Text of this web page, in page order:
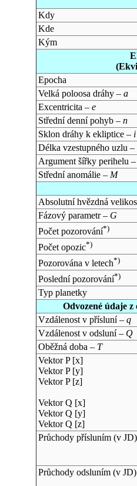
Kdy
Kde
Kým
Epocha
Velká poloosa dráhy – a
Excentricita – e
Střední denní pohyb – n
Sklon dráhy k ekliptice – i
Délka vzestupného uzlu –
Argument šířky perihelu
Střední anomálie – M
Absolutní hvězdná
Fázový parametr – G
Počet pozorování*)
Počet opozic*)
Pozorována v letech*)
Poslední pozorování*)
Typ planetky
Odvozené údaje
Vzdálenost v přísluní – q
Vzdálenost v odsluní – Q
Oběžná doba – T
Vektor P [x]
Vektor P [y]
Vektor P [z]
Vektor Q [x]
Vektor Q [y]
Vektor Q [z]
Průchody přísluním (v JD)
Průchody odsluním (v JD)